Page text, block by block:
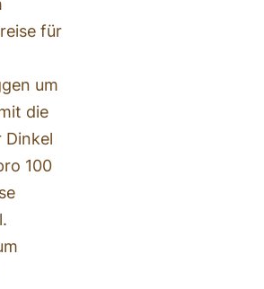
für
um
die
Dinkel
100